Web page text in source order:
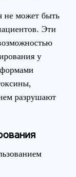
не может быть
Эти
у
разрушают